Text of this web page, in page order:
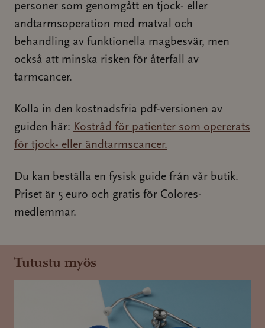
personer som genomgått en tjock- eller
andtarmsoperation med matval och
behandling av funktionella magbesvär, men
också att minska risken för återfall av
tarmcancer.
Kolla in den kostnadsfria pdf-versionen av
guiden här: Kostråd för patienter som opererats
för tjock- eller ändtarmscancer.
Du kan beställa en fysisk guide från vår butik.
Priset är 5 euro och gratis för Colores-
medlemmar.
Tutustu myös